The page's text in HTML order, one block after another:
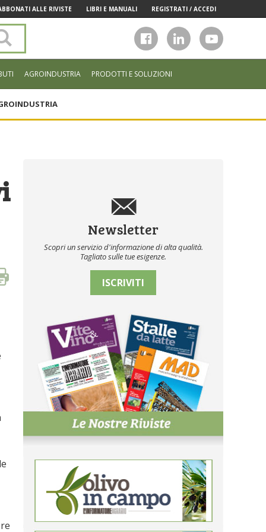
ALLE RIVISTE LIBRI E MANUALI REGISTRATI / ACCEDI
sito
AGROINDUSTRIA PRODOTTI E SOLUZIONI
Newsletter
Scopri un servizio d'informazione di alta qualità.
Tagliato sulle tue esigenze.
ISCRIVITI